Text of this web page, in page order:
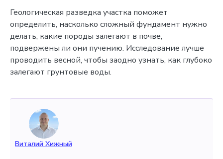
Геологическая разведка участка поможет
определить, насколько сложный фундамент нужно
делать, какие породы залегают в почве,
подвержены ли они пучению. Исследование лучше
проводить весной, чтобы заодно узнать, как глубоко
залегают грунтовые воды.
Виталий Хижный